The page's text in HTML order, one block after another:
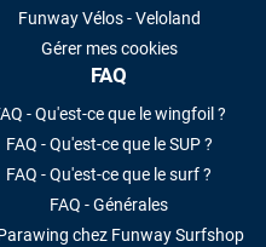
Funway Vélos - Veloland
Gérer mes cookies
FAQ
- Qu'est-ce que le wingfoil ?
FAQ - Qu'est-ce que le SUP ?
FAQ - Qu'est-ce que le surf ?
FAQ - Générales
chez Funway Surfshop